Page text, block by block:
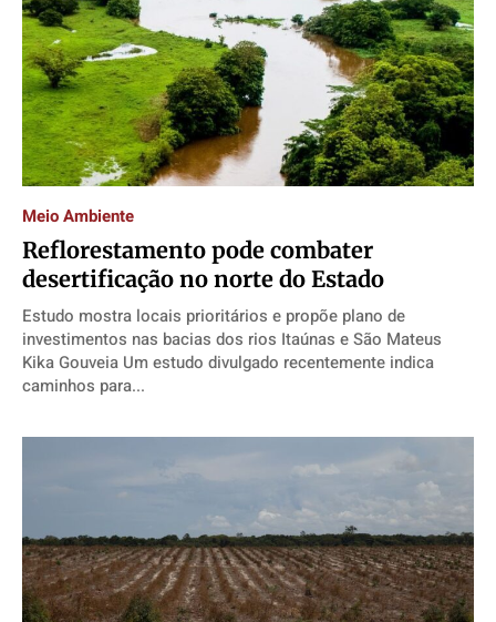
Meio Ambiente
Reflorestamento pode combater
desertificação no norte do Estado
Estudo mostra locais prioritários e propõe plano de
investimentos nas bacias dos rios Itaúnas e São Mateus
Kika Gouveia Um estudo divulgado recentemente indica
caminhos para...